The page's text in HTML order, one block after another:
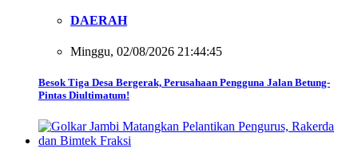
DAERAH
Minggu, 02/08/2026 21:44:45
Besok Tiga Desa Bergerak, Perusahaan Pengguna Jalan Betung-
Pintas Diultimatum!